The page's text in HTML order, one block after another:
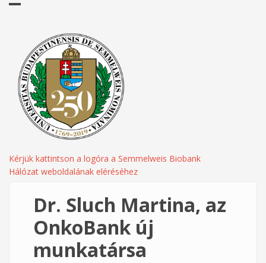
Kérjük kattintson a logóra a Semmelweis Biobank
Hálózat weboldalának eléréséhez
Dr. Sluch Martina, az
OnkoBank új
munkatársa